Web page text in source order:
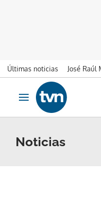
Últimas noticias José Raúl
Ir al contenido
Obrir navegació
Noticias